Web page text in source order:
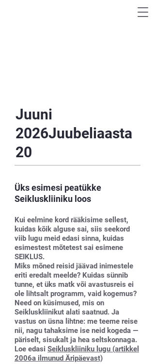
Juuni
2026Juubeliaasta
20
Üks esimesi peatükke
Seikluskliiniku loos
Kui eelmine kord rääkisime sellest,
kuidas kõik alguse sai, siis seekord
viib lugu meid edasi sinna, kuidas
esimestest mõtetest sai esimene
SEIKLUS.
Miks mõned reisid jäävad inimestele
eriti eredalt meelde? Kuidas sünnib
tunne, et üks matk või avastusreis ei
ole lihtsalt programm, vaid kogemus?
Need on küsimused, mis on
Seikluskliinikut alati saatnud. Ja
vastus on üsna lihtne: me teeme reise
nii, nagu tahaksime ise neid kogeda —
päriselt, sisukalt ja hea seltskonnaga.
Loe edasi Seikluskliiniku lugu (artikkel
2006a ilmunud Äripäevast)